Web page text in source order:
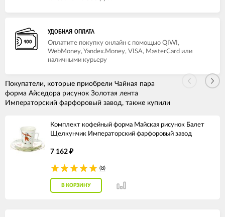
УДОБНАЯ ОПЛАТА
Оплатите покупку онлайн с помощью QIWI,
WebMoney, Yandex.Money, VISA, MasterCard или
наличными курьеру
Покупатели, которые приобрели Чайная пара
форма Айседора рисунок Золотая лента
Императорский фарфоровый завод, также купили
Комплект кофейный форма Майская рисунок Балет
Щелкунчик Императорский фарфоровый завод
7 162 ₽
(8)
В КОРЗИНУ